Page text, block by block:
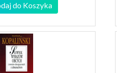
do Koszyka